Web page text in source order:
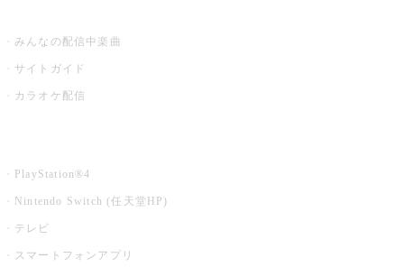
みんなの配信中楽曲
サイトガイド
カラオケ配信
PlayStation®4
Nintendo Switch (任天堂HP)
テレビ
スマートフォンアプリ